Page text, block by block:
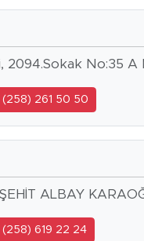
2094.Sokak No:35
261 50 50
ALBAY
619 22 24